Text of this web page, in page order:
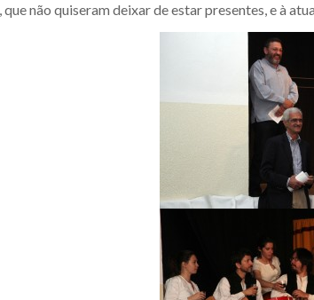
não quiseram deixar de estar presentes, e à